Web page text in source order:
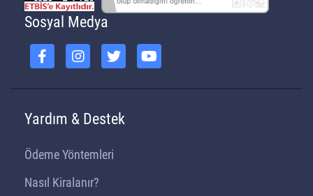
Sosyal Medya
Yardım & Destek
Ödeme Yöntemleri
Nasıl Kiralanır?